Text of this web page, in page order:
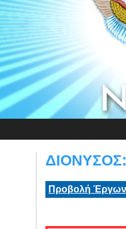
Προβολή Έργων